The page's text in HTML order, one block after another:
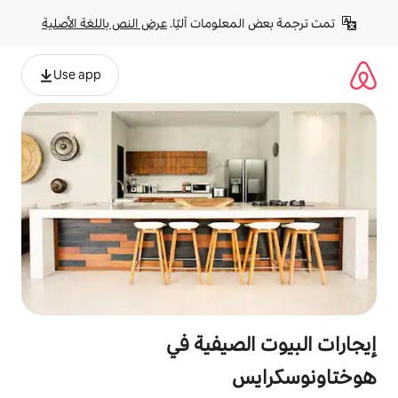
آليًا. عرض النص باللغة الأصلية
في